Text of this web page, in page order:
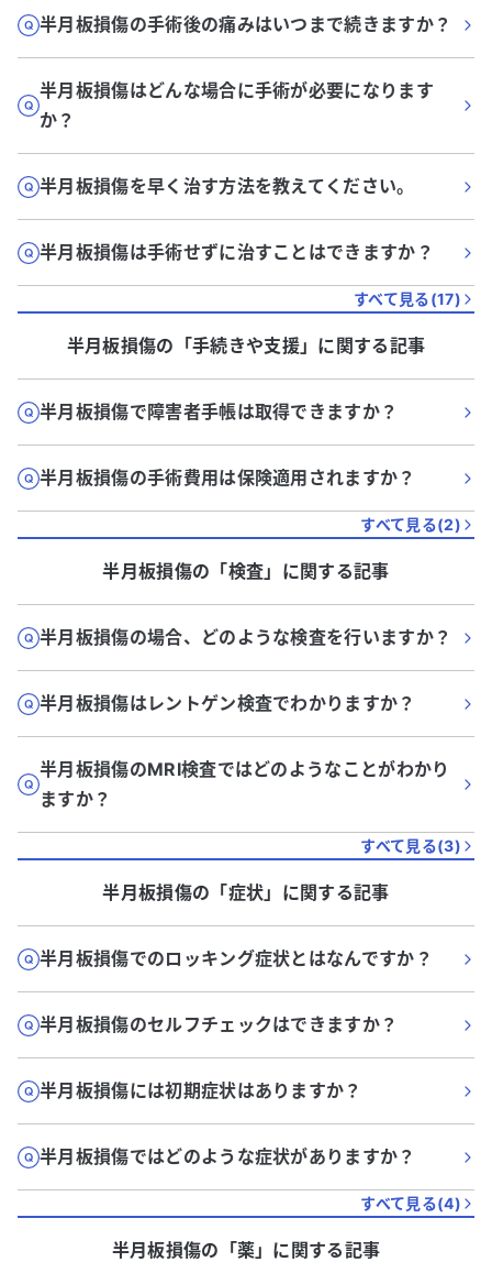
半月板損傷の手術後の痛みはいつまで続きますか？
半月板損傷はどんな場合に手術が必要になります
か？
半月板損傷を早く治す方法を教えてください。
半月板損傷は手術せずに治すことはできますか？
すべて見る(17)
半月板損傷の「手続きや支援」に関する記事
半月板損傷で障害者手帳は取得できますか？
半月板損傷の手術費用は保険適用されますか？
すべて見る(2)
半月板損傷の「検査」に関する記事
半月板損傷の場合、どのような検査を行いますか？
半月板損傷はレントゲン検査でわかりますか？
半月板損傷のMRI検査ではどのようなことがわかり
ますか？
すべて見る(3)
半月板損傷の「症状」に関する記事
半月板損傷でのロッキング症状とはなんですか？
半月板損傷のセルフチェックはできますか？
半月板損傷には初期症状はありますか？
半月板損傷ではどのような症状がありますか？
すべて見る(4)
半月板損傷の「薬」に関する記事